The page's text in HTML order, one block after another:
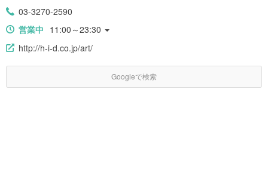
03-3270-2590
営業中 11:00～23:30
http://h-i-d.co.jp/art/
Googleで検索